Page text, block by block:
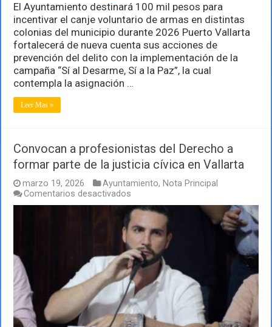
El Ayuntamiento destinará 100 mil pesos para
incentivar el canje voluntario de armas en distintas
colonias del municipio durante 2026 Puerto Vallarta
fortalecerá de nueva cuenta sus acciones de
prevención del delito con la implementación de la
campaña “Sí al Desarme, Sí a la Paz”, la cual
contempla la asignación …
Leer Mas »
Convocan a profesionistas del Derecho a
formar parte de la justicia cívica en Vallarta
marzo 19, 2026 Ayuntamiento, Nota Principal
Comentarios desactivados
Convocan
a
profesionistas
del
Derecho
a
formar
parte
de
la
justicia
cívica